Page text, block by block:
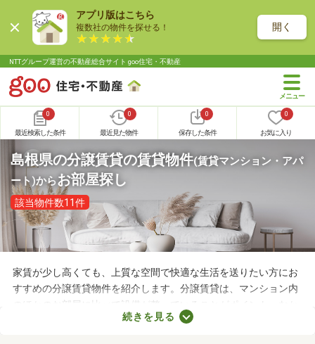
アプリ版はこちら
複数社の物件を探せる！ 開く
NTTグループ運営の不動産総合サイト goo住宅・不動産
0
最近検索した条件
0
最近見た物件
0
保存した条件
0
お気に入り
島根県の分譲賃貸の賃貸物件(賃貸マンション・アパ
ート)からお部屋探し
該当物件数11件
家賃が少し高くても、上質な空間で快適な生活を送りたい方にお
すすめの分譲賃貸物件を紹介します。分譲賃貸は、マンション内
のほかのお部屋に比べて設備が整っていることがポイント。なか
には高級感のある内装に整えられた物件もあるので、グレードの
続きを見る